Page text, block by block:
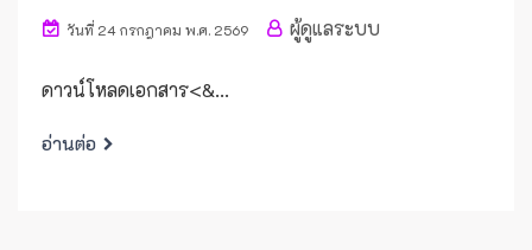
วันที่ 24 กรกฎาคม พ.ศ. 2569 ผู้ดูแลระบบ
ดาวน์โหลดเอกสาร<&...
อ่านต่อ